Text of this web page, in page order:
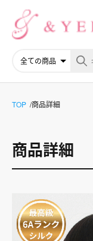
TOP 商品詳細
商品詳細